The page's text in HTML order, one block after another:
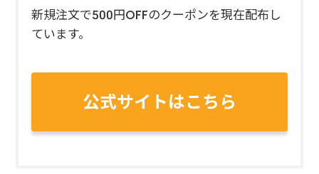
新規注文で500円OFFのクーポンを現在配布し
ています。
公式サイトはこちら